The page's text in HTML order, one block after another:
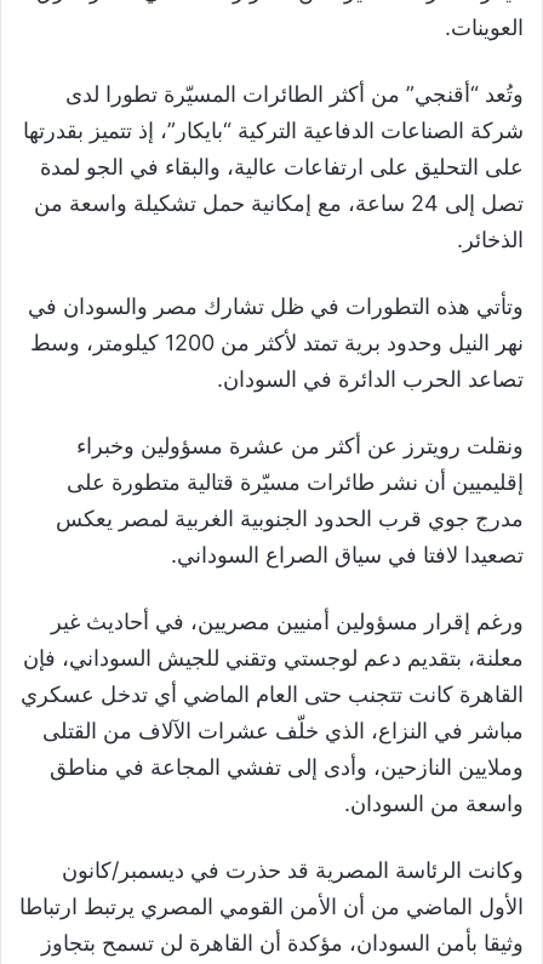
العوينات.
وتُعد “أقنجي” من أكثر الطائرات المسيّرة تطورا لدى
شركة الصناعات الدفاعية التركية “بايكار”، إذ تتميز بقدرتها
على التحليق على ارتفاعات عالية، والبقاء في الجو لمدة
تصل إلى 24 ساعة، مع إمكانية حمل تشكيلة واسعة من
الذخائر.
وتأتي هذه التطورات في ظل تشارك مصر والسودان في
نهر النيل وحدود برية تمتد لأكثر من 1200 كيلومتر، وسط
تصاعد الحرب الدائرة في السودان.
ونقلت رويترز عن أكثر من عشرة مسؤولين وخبراء
إقليميين أن نشر طائرات مسيّرة قتالية متطورة على
مدرج جوي قرب الحدود الجنوبية الغربية لمصر يعكس
تصعيدا لافتا في سياق الصراع السوداني.
ورغم إقرار مسؤولين أمنيين مصريين، في أحاديث غير
معلنة، بتقديم دعم لوجستي وتقني للجيش السوداني، فإن
القاهرة كانت تتجنب حتى العام الماضي أي تدخل عسكري
مباشر في النزاع، الذي خلّف عشرات الآلاف من القتلى
وملايين النازحين، وأدى إلى تفشي المجاعة في مناطق
واسعة من السودان.
وكانت الرئاسة المصرية قد حذرت في ديسمبر/كانون
الأول الماضي من أن الأمن القومي المصري يرتبط ارتباطا
وثيقا بأمن السودان، مؤكدة أن القاهرة لن تسمح بتجاوز